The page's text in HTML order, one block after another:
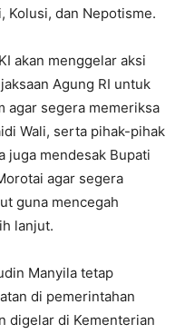
Kolusi, dan Nepotisme.
akan menggelar aksi
Agung RI untuk
agar segera memeriksa
Wali, serta pihak-pihak
juga mendesak Bupati
agar segera
guna mencegah
lanjut.
Manyila tetap
di pemerintahan
digelar di Kementerian